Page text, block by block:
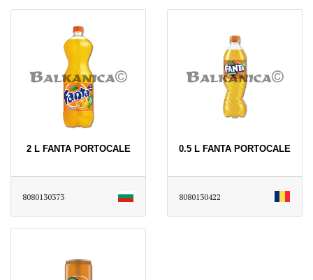
2 L FANTA PORTOCALE
8080130373
0.5 L FANTA PORTOCALE
8080130422